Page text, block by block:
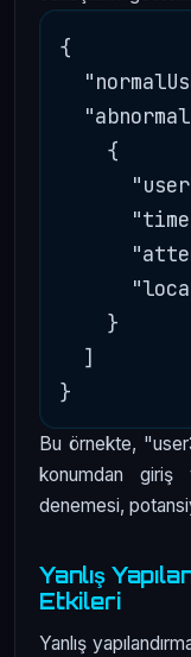
{
    {
    }
  ]
Bu örnekte,
konumdan giriş
denemesi,
Yanlış
Etkileri
Yanlış